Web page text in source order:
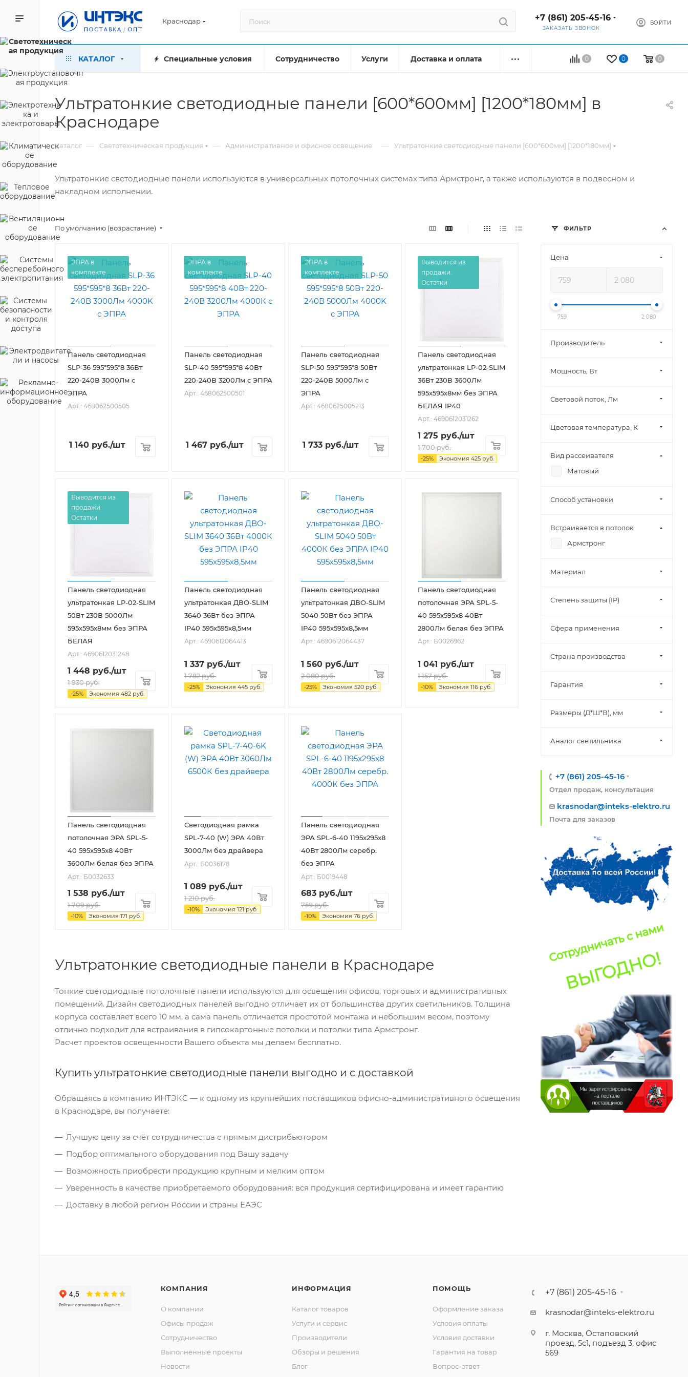
Краснодар +7 (861) 205-45-16
ЗАКАЗАТЬ ЗВОНОК
ВОЙТИ
0 0 0
КАТАЛОГ Специальные условия Сотрудничество Услуги Доставка и оплата
Ультратонкие светодиодные панели [600*600мм] [1200*180мм] в
Краснодаре
Каталог — Светотехническая продукция — Административное и офисное освещение — Ультратонкие светодиодные панели [600*600мм] [1200*180мм]
Ультратонкие светодиодные панели используются в универсальных потолочных системах типа Армстронг, а также используются в подвесном и
накладном исполнении.
По умолчанию (возрастание)
ЭПРА в
комплекте
Панель светодиодная
SLP-36 595*595*8 36Вт
220-240В 3000Лм с
ЭПРА
Арт.: 468062500505
1 140 руб./шт
ЭПРА в
комплекте
Панель светодиодная
SLP-40 595*595*8 40Вт
220-240В 3200Лм с ЭПРА
Арт.: 468062500501
1 467 руб./шт
ЭПРА в
комплекте
Панель светодиодная
SLP-50 595*595*8 50Вт
220-240В 5000Лм с
ЭПРА
Арт.: 4680625005213
1 733 руб./шт
Выводится из
продажи.
Остатки
Панель светодиодная
ультратонкая LP-02-SLIM
36Вт 230В 3600Лм
595х595х8мм без ЭПРА
БЕЛАЯ IP40
Арт.: 4690612031262
1 275 руб./шт
1 700руб.
-25% Экономия 425 руб.
Выводится из
продажи.
Остатки
Панель светодиодная
ультратонкая LP-02-SLIM
50Вт 230В 5000Лм
595х595х8мм без ЭПРА
БЕЛАЯ
Арт.: 4690612031248
1 448 руб./шт
1 930руб.
-25% Экономия 482 руб.
Панель светодиодная
ультратонкая ДВО-SLIM
3640 36Вт без ЭПРА
IP40 595х595х8,5мм
Арт.: 4690612064413
1 337 руб./шт
1 782руб.
-25% Экономия 445 руб.
Панель светодиодная
ультратонкая ДВО-SLIM
5040 50Вт без ЭПРА
IP40 595х595х8,5мм
Арт.: 4690612064437
1 560 руб./шт
2 080руб.
-25% Экономия 520 руб.
Панель светодиодная
потолочная ЭРА SPL-5-
40 595x595x8 40Вт
2800Лм белая без ЭПРА
Арт.: Б0026962
1 041 руб./шт
1 157руб.
-10% Экономия 116 руб.
Панель светодиодная
потолочная ЭРА SPL-5-
40 595x595x8 40Вт
3600Лм белая без ЭПРА
Арт.: Б0032633
1 538 руб./шт
1 709руб.
-10% Экономия 171 руб.
Светодиодная рамка
SPL-7-40 (W) ЭРА 40Вт
3000Лм без драйвера
Арт.: Б0036178
1 089 руб./шт
1 210руб.
-10% Экономия 121 руб.
Панель светодиодная
ЭРА SPL-6-40 1195x295x8
40Вт 2800Лм серебр.
без ЭПРА
Арт.: Б0019448
683 руб./шт
759руб.
-10% Экономия 76 руб.
Ультратонкие светодиодные панели в Краснодаре
Тонкие светодиодные потолочные панели используются для освещения офисов, торговых и административных
помещений. Дизайн светодиодных панелей выгодно отличает их от большинства других светильников. Толщина
корпуса составляет всего 10 мм, а сама панель отличается простотой монтажа и небольшим весом, поэтому
отлично подходит для встраивания в гипсокартонные потолки и потолки типа Армстронг.
Расчет проектов освещенности Вашего объекта мы делаем бесплатно.
Купить ультратонкие светодиодные панели выгодно и с доставкой
Обращаясь в компанию ИНТЭКС — к одному из крупнейших поставщиков офисно-административного освещения
в Краснодаре, вы получаете:
Лучшую цену за счёт сотрудничества с прямым дистрибьютором
Подбор оптимального оборудования под Вашу задачу
Возможность приобрести продукцию крупным и мелким оптом
Уверенность в качестве приобретаемого оборудования: вся продукция сертифицирована и имеет гарантию
Доставку в любой регион России и страны ЕАЭС
ФИЛЬТР
Цена
759 2 080
Производитель
Мощность, Вт
Световой поток, Лм
Цветовая температура, К
Вид рассеивателя
Матовый
Способ установки
Встраивается в потолок
Армстронг
Материал
Степень защиты (IP)
Сфера применения
Страна производства
Гарантия
Размеры (Д*Ш*В), мм
Аналог светильника
+7 (861) 205-45-16
Отдел продаж, консультация
krasnodar@inteks-elektro.ru
Почта для заказов
КОМПАНИЯ
О компании
Офисы продаж
Сотрудничество
Выполненные проекты
Новости
ИНФОРМАЦИЯ
Каталог товаров
Услуги и сервис
Производители
Обзоры и решения
Блог
ПОМОЩЬ
Оформление заказа
Условия оплаты
Условия доставки
Гарантия на товар
Вопрос-ответ
+7 (861) 205-45-16
krasnodar@inteks-elektro.ru
г. Москва, Остаповский
проезд, 5с1, подъезд 3, офис
569